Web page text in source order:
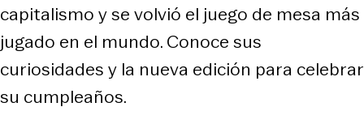
capitalismo y se volvió el juego de mesa más
jugado en el mundo. Conoce sus
curiosidades y la nueva edición para celebrar
su cumpleaños.